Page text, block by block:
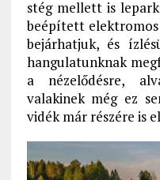
stég mellett is
beépített elektromos
bejárhatjuk, és
hangulatunknak
a nézelődésre,
valakinek még ez
vidék már részére is